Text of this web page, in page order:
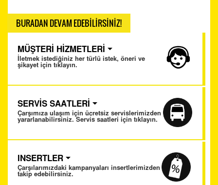
BURADAN DEVAM EDEBİLİRSİNİZ!
MÜŞTERİ HİZMETLERİ
İletmek istediğiniz her türlü istek, öneri ve
şikayet için tıklayın.
SERVİS SAATLERİ
Çarşımıza ulaşım için ücretsiz servislerimizden
yararlanabilirsiniz. Servis saatleri için tıklayın.
INSERTLER
Çarşılarımızdaki kampanyaları insertlerimizden
takip edebilirsiniz.